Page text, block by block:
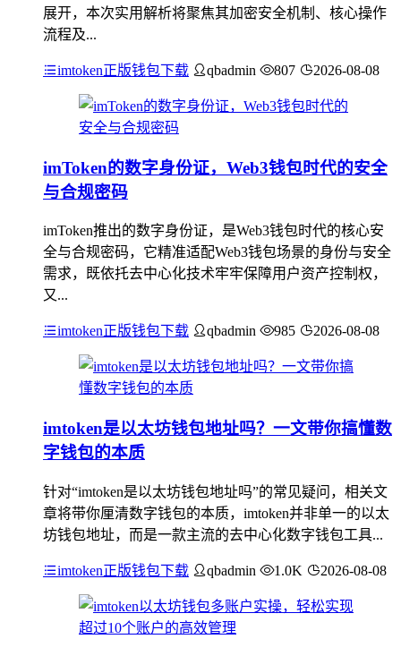
展开，本次实用解析将聚焦其加密安全机制、核心操作
流程及...
imtoken正版钱包下载 qbadmin 807 2026-08-08
imToken的数字身份证，Web3钱包时代的安全
与合规密码
imToken推出的数字身份证，是Web3钱包时代的核心安
全与合规密码，它精准适配Web3钱包场景的身份与安全
需求，既依托去中心化技术牢牢保障用户资产控制权，
又...
imtoken正版钱包下载 qbadmin 985 2026-08-08
imtoken是以太坊钱包地址吗？一文带你搞懂数
字钱包的本质
针对“imtoken是以太坊钱包地址吗”的常见疑问，相关文
章将带你厘清数字钱包的本质，imtoken并非单一的以太
坊钱包地址，而是一款主流的去中心化数字钱包工具...
imtoken正版钱包下载 qbadmin 1.0K 2026-08-08